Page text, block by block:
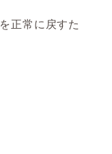
を正常に戻すた